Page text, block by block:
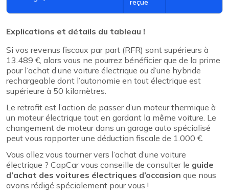
reçue
Explications et détails du tableau !
Si vos revenus fiscaux par part (RFR) sont supérieurs à
13.489 €, alors vous ne pourrez bénéficier que de la prime
pour l’achat d’une voiture électrique ou d’une hybride
rechargeable dont l’autonomie en tout électrique est
supérieure à 50 kilomètres.
Le retrofit est l’action de passer d’un moteur thermique à
un moteur électrique tout en gardant la même voiture. Le
changement de moteur dans un garage auto spécialisé
peut vous rapporter une déduction fiscale de 1.000 €.
Vous allez vous tourner vers l’achat d’une voiture
électrique ? CapCar vous conseille de consulter le guide
d’achat des voitures électriques d’occasion que nous
avons rédigé spécialement pour vous !